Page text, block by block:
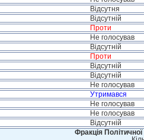
Відсутня
Відсутній
Проти
Не голосував
Відсутній
Проти
Відсутній
Відсутній
Не голосував
Утримався
Не голосував
Не голосував
Відсутній
Фракція